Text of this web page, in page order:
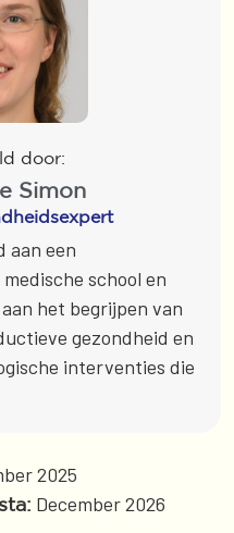
door:
Simon
aan een
school en
het begrijpen van
gezondheid en
interventies die
2025
December 2026